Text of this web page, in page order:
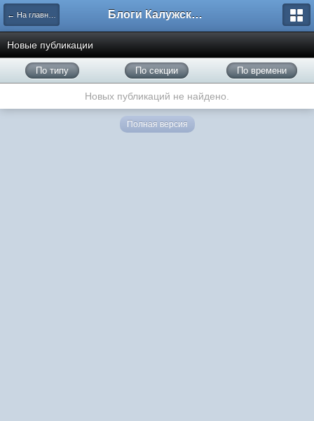
← На главную Блоги Калужского перекрестка
Новые публикации
По типу По секции По времени
Новых публикаций не найдено.
Полная версия